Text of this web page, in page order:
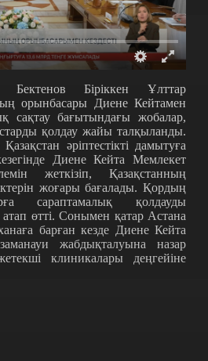
БектеновБіріккен Ұлттар
орынбасары Диене Кейтамен
сақтау бағытындағы жобалар,
қолдау жайы талқыланды.
әріптестікті дамытуға
Диене Кейта Мемлекет
жеткізіп, Қазақстанның
жоғары бағалады. Қордың
сараптамалық қолдауды
өтті. Сонымен қатар Астана
барған кезде Диене Кейта
жабдықталуына назар
клиникалары деңгейіне